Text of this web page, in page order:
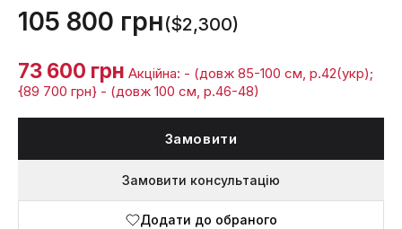
105 800 грн($2,300)
73 600 грн Акційна: - (довж 85-100 см, р.42(укр);
{89 700 грн} - (довж 100 см, р.46-48)
Замовити
Замовити консультацію
Додати до обраного